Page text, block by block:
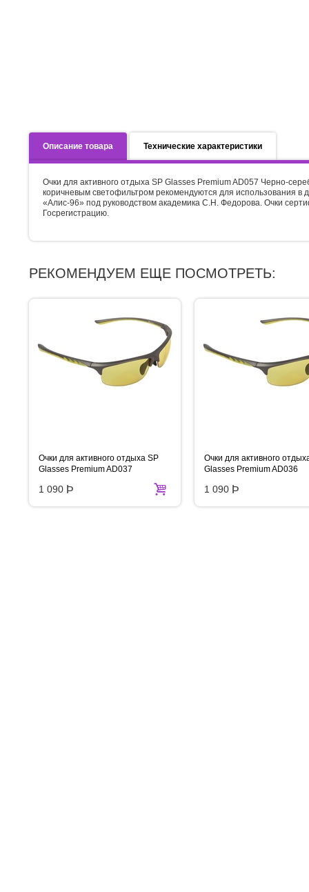
Описание товара Технические характеристики
Очки для активного отдыха SP Glasses Premium AD057 Черно-
коричневым светофильтром рекомендуются для использования
«Алис-96» под руководством академика С.Н. Федорова. Очки
Госрегистрацию.
РЕКОМЕНДУЕМ ЕЩЕ ПОСМОТРЕТЬ:
Очки для активного отдыха SP
Glasses Premium AD037
1 090 Þ
Очки для активного
Glasses Premium AD036
1 090 Þ